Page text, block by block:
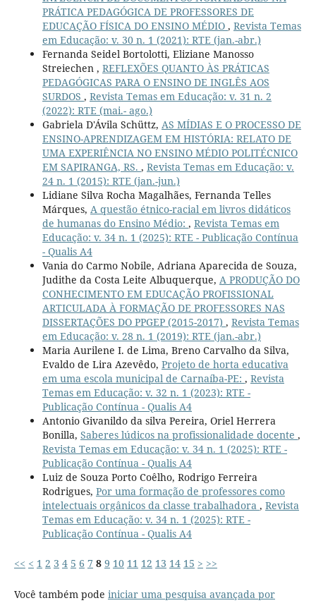
PRÁTICA PEDAGÓGICA DE PROFESSORES DE
EDUCAÇÃO FÍSICA DO ENSINO MÉDIO , Revista Temas
em Educação: v. 30 n. 1 (2021): RTE (jan.-abr.)
Fernanda Seidel Bortolotti, Eliziane Manosso
Streiechen , REFLEXÕES QUANTO ÀS PRÁTICAS
PEDAGÓGICAS PARA O ENSINO DE INGLÊS AOS
SURDOS , Revista Temas em Educação: v. 31 n. 2
(2022): RTE (mai.- ago.)
Gabriela D'Ávila Schüttz, AS MÍDIAS E O PROCESSO DE
ENSINO-APRENDIZAGEM EM HISTÓRIA: RELATO DE
UMA EXPERIÊNCIA NO ENSINO MÉDIO POLITÉCNICO
EM SAPIRANGA, RS. , Revista Temas em Educação: v.
24 n. 1 (2015): RTE (jan.-jun.)
Lidiane Silva Rocha Magalhães, Fernanda Telles
Márques, A questão étnico-racial em livros didáticos
de humanas do Ensino Médio: , Revista Temas em
Educação: v. 34 n. 1 (2025): RTE - Publicação Contínua
- Qualis A4
Vania do Carmo Nobile, Adriana Aparecida de Souza,
Judithe da Costa Leite Albuquerque, A PRODUÇÃO DO
CONHECIMENTO EM EDUCAÇÃO PROFISSIONAL
ARTICULADA À FORMAÇÃO DE PROFESSORES NAS
DISSERTAÇÕES DO PPGEP (2015-2017) , Revista Temas
em Educação: v. 28 n. 1 (2019): RTE (jan.-abr.)
Maria Aurilene I. de Lima, Breno Carvalho da Silva,
Evaldo de Lira Azevêdo, Projeto de horta educativa
em uma escola municipal de Carnaíba-PE: , Revista
Temas em Educação: v. 32 n. 1 (2023): RTE -
Publicação Contínua - Qualis A4
Antonio Givanildo da silva Pereira, Oriel Herrera
Bonilla, Saberes lúdicos na profissionalidade docente ,
Revista Temas em Educação: v. 34 n. 1 (2025): RTE -
Publicação Contínua - Qualis A4
Luiz de Souza Porto Coêlho, Rodrigo Ferreira
Rodrigues, Por uma formação de professores como
intelectuais orgânicos da classe trabalhadora , Revista
Temas em Educação: v. 34 n. 1 (2025): RTE -
Publicação Contínua - Qualis A4
<< < 1 2 3 4 5 6 7 8 9 10 11 12 13 14 15 > >>
Você também pode iniciar uma pesquisa avançada por